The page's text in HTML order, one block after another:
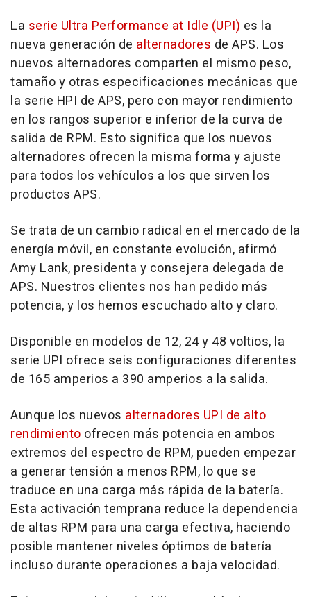
La serie Ultra Performance at Idle (UPI) es la
nueva generación de alternadores de APS. Los
nuevos alternadores comparten el mismo peso,
tamaño y otras especificaciones mecánicas que
la serie HPI de APS, pero con mayor rendimiento
en los rangos superior e inferior de la curva de
salida de RPM. Esto significa que los nuevos
alternadores ofrecen la misma forma y ajuste
para todos los vehículos a los que sirven los
productos APS.
Se trata de un cambio radical en el mercado de la
energía móvil, en constante evolución, afirmó
Amy Lank, presidenta y consejera delegada de
APS. Nuestros clientes nos han pedido más
potencia, y los hemos escuchado alto y claro.
Disponible en modelos de 12, 24 y 48 voltios, la
serie UPI ofrece seis configuraciones diferentes
de 165 amperios a 390 amperios a la salida.
Aunque los nuevos alternadores UPI de alto
rendimiento ofrecen más potencia en ambos
extremos del espectro de RPM, pueden empezar
a generar tensión a menos RPM, lo que se
traduce en una carga más rápida de la batería.
Esta activación temprana reduce la dependencia
de altas RPM para una carga efectiva, haciendo
posible mantener niveles óptimos de batería
incluso durante operaciones a baja velocidad.